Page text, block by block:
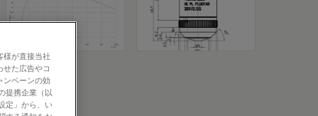
様が直接当社
た広告やコ
ンペーンの効
提携企業（以
定」から、い